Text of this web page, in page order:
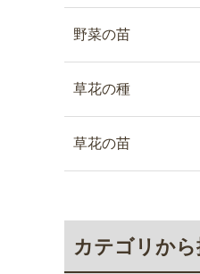
野菜の苗
草花の種
草花の苗
カテゴリか